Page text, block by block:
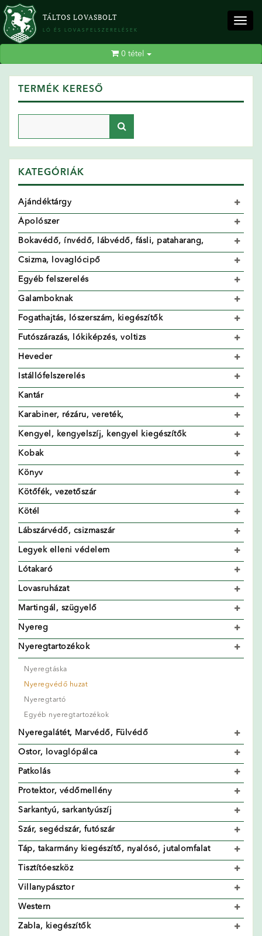
TÁLTOS LOVASBOLT
LÓ ÉS LOVASFELSZERELÉSEK
0tétel
TERMÉK KERESŐ
KATEGÓRIÁK
Ajándéktárgy
Ápolószer
Bokavédő, ínvédő, lábvédő, fásli, pataharang,
Csizma, lovaglócipő
Egyéb felszerelés
Galamboknak
Fogathajtás, lószerszám, kiegészítők
Futószárazás, lókiképzés, voltizs
Heveder
Istállófelszerelés
Kantár
Karabiner, rézáru, vereték,
Kengyel, kengyelszíj, kengyel kiegészítők
Kobak
Könyv
Kötőfék, vezetőszár
Kötél
Lábszárvédő, csizmaszár
Legyek elleni védelem
Lótakaró
Lovasruházat
Martingál, szügyelő
Nyereg
Nyeregtartozékok
Nyeregtáska
Nyeregvédő huzat
Nyeregtartó
Egyéb nyeregtartozékok
Nyeregalátét, Marvédő, Fülvédő
Ostor, lovaglópálca
Patkolás
Protektor, védőmellény
Sarkantyú, sarkantyúszíj
Szár, segédszár, futószár
Táp, takarmány kiegészítő, nyalósó, jutalomfalat
Tisztítóeszköz
Villanypásztor
Western
Zabla, kiegészítők